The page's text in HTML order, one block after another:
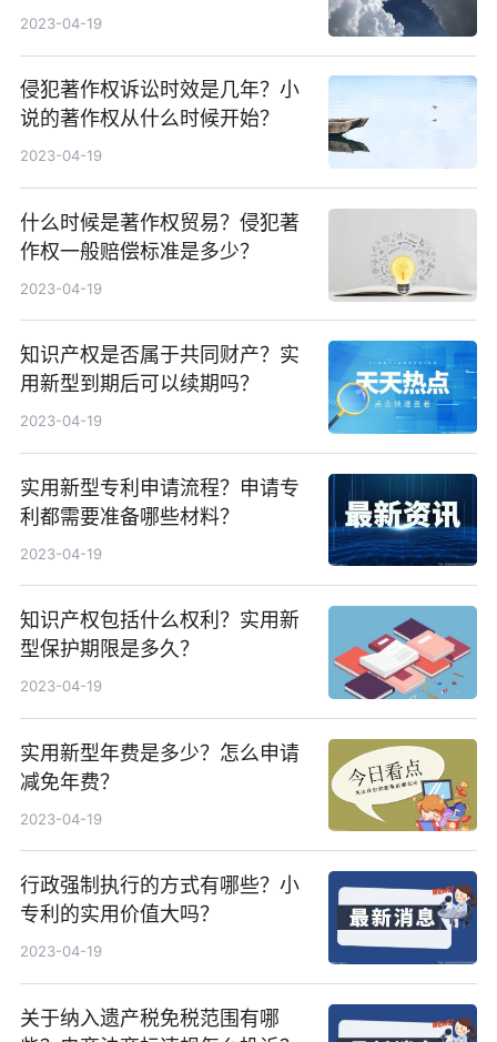
2023-04-19
侵犯著作权诉讼时效是几年？小
说的著作权从什么时候开始？
2023-04-19
什么时候是著作权贸易？侵犯著
作权一般赔偿标准是多少？
2023-04-19
知识产权是否属于共同财产？实
用新型到期后可以续期吗？
2023-04-19
实用新型专利申请流程？申请专
利都需要准备哪些材料？
2023-04-19
知识产权包括什么权利？实用新
型保护期限是多久？
2023-04-19
实用新型年费是多少？怎么申请
减免年费？
2023-04-19
行政强制执行的方式有哪些？小
专利的实用价值大吗？
2023-04-19
关于纳入遗产税免税范围有哪